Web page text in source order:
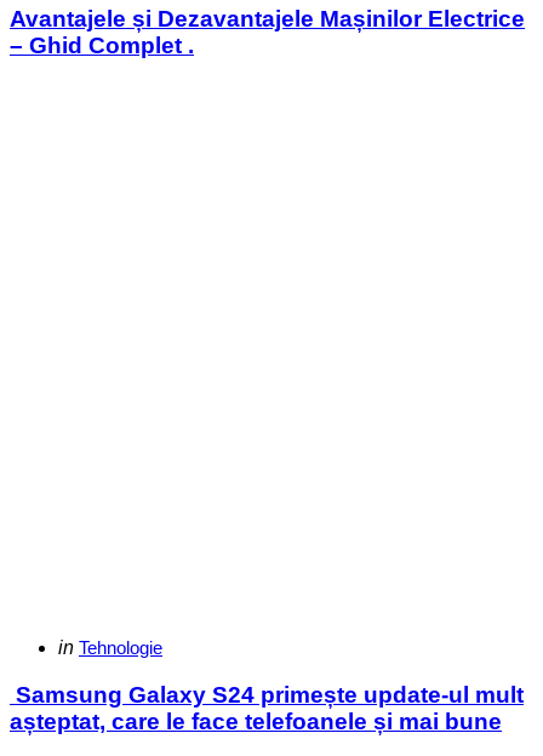
Avantajele și Dezavantajele Mașinilor Electrice
– Ghid Complet .
Categories
Posted
in Tehnologie
Samsung Galaxy S24 primește update-ul mult
așteptat, care le face telefoanele și mai bune